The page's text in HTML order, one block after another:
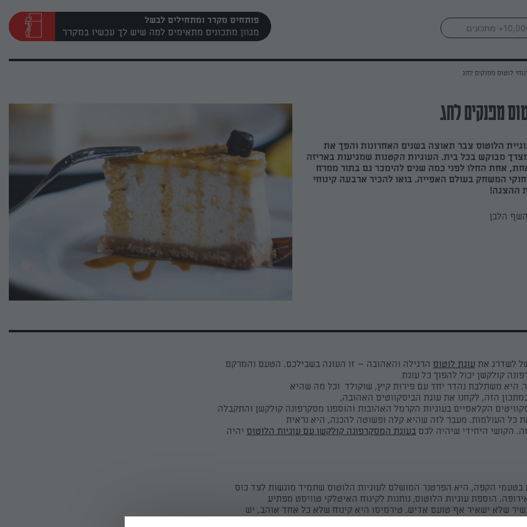
פותחים מקרר ומתחילים לבשל
הלוטוס צבר תאוצה בשנים האחרונות והפך את
מבוקש בכל בית. העוגיות הקטנות שמגיעות באריזה
אחת, אחת החלו לפני כמה שנים להימכר גם בתור ממרח
חוקי המשחק בעולם האפייה. בואו להכיר ארבעה קינוחי
ההצגה!
הלבן
לשדרג את עוגת לוטוס הרגילה והאהובה – זו העוגה בשבילכם. הטעם והמרקם
קולקשן יכול להפוך כל עוגת
היא משתלבת נהדר יחד עם פירות קיץ, שוקולד וכל מה שהיא
הזה, לקחנו את עוגת הביסקווטים האהובה,
הקלאסיים בעוגיות הקרמל האהובות והוספנו מסקרפונה קולקשן והתקבלה
כל העולמות. מעבר לזה שהיא קלה ופשוטה להכנה, היא נראית
הקושי היחידי שיהיה לכם בעוגת המסקרפונה קולקשן עם עוגיות הלוטוס יהיה
הקפה, היא הפרטנר המושלם לעוגיות הלוטוס שתמיד מוגשות לצד כוס
הוספת עוגיות הלוטוס, נותנות לקינוח האיטלקי טוויסט מפתיע
שלא ישאיר אף טועם אדיש. טירמיסו היא קינוח שלא כל אחד אוהב, יש